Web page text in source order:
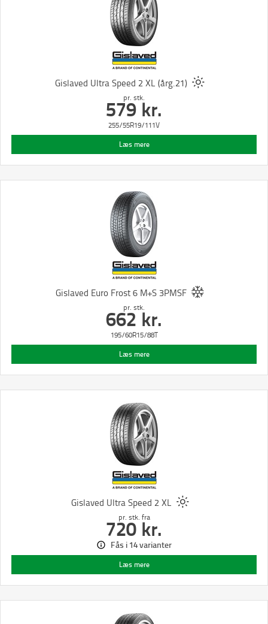
Gislaved Ultra Speed 2 XL (årg.21)
pr. stk.
579 kr.
255/55R19/111V
Læs mere
Gislaved Euro Frost 6 M+S 3PMSF
pr. stk.
662 kr.
195/60R15/88T
Læs mere
Gislaved Ultra Speed 2 XL
pr. stk. fra
720 kr.
Fås i 14 varianter
Læs mere